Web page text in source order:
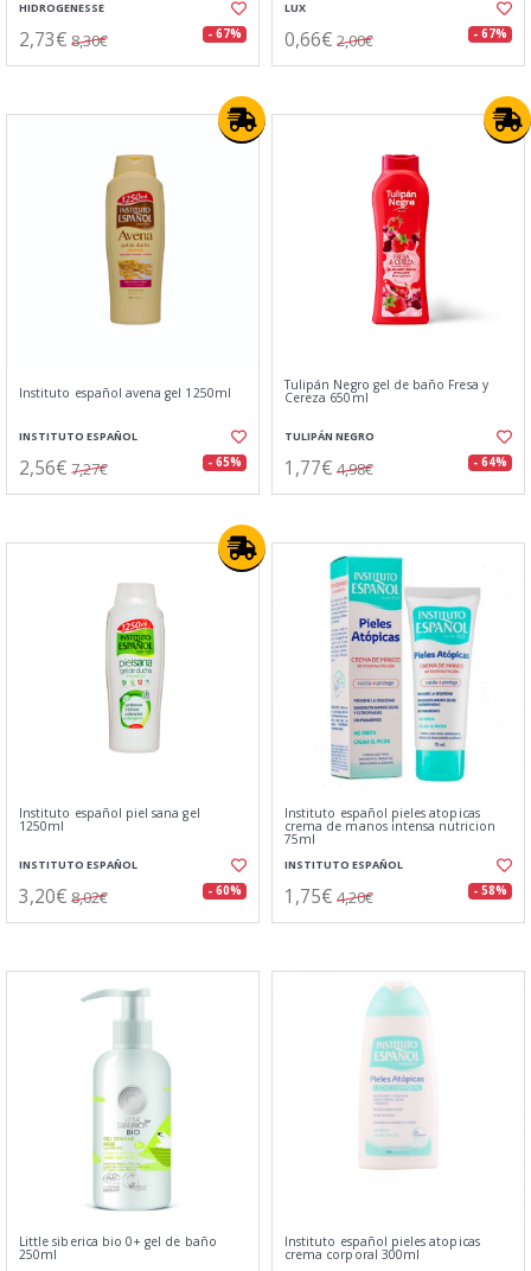
HIDROGENESSE
2,73€ 8,30€ - 67%
LUX
0,66€ 2,00€ - 67%
Instituto español avena gel 1250ml
INSTITUTO ESPAÑOL
2,56€ 7,27€ - 65%
Tulipán Negro gel de baño Fresa y
Cereza 650ml
TULIPÁN NEGRO
1,77€ 4,98€ - 64%
Instituto español piel sana gel
1250ml
INSTITUTO ESPAÑOL
3,20€ 8,02€ - 60%
Instituto español pieles atopicas
crema de manos intensa nutricion
75ml
INSTITUTO ESPAÑOL
1,75€ 4,20€ - 58%
Little siberica bio 0+ gel de baño
250ml
Instituto español pieles atopicas
crema corporal 300ml